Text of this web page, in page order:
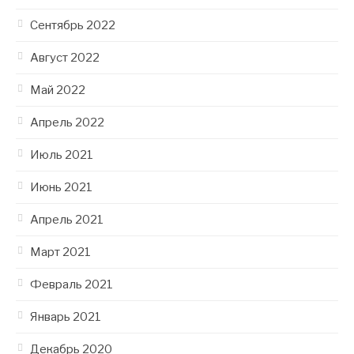
Сентябрь 2022
Август 2022
Май 2022
Апрель 2022
Июль 2021
Июнь 2021
Апрель 2021
Март 2021
Февраль 2021
Январь 2021
Декабрь 2020